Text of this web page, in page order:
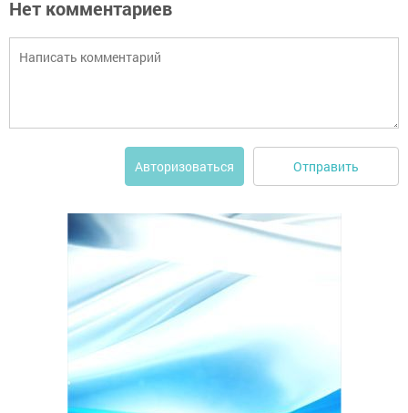
Нет комментариев
Авторизоваться Отправить